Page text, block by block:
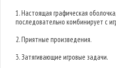
1. Настоящая графическая
последовательно комбинирует с
2. Приятные произведения.
3. Затягивающие игровые задачи.